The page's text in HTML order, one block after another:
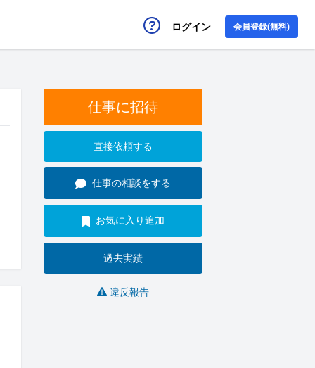
ログイン 会員登録(無料)
仕事に招待
直接依頼する
仕事の相談をする
お気に入り追加
過去実績
違反報告